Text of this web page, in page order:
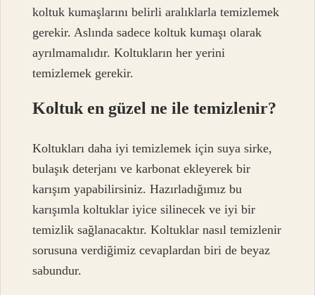
koltuk kumaşlarını belirli aralıklarla temizlemek
gerekir. Aslında sadece koltuk kumaşı olarak
ayrılmamalıdır. Koltukların her yerini
temizlemek gerekir.
Koltuk en güzel ne ile temizlenir?
Koltukları daha iyi temizlemek için suya sirke,
bulaşık deterjanı ve karbonat ekleyerek bir
karışım yapabilirsiniz. Hazırladığımız bu
karışımla koltuklar iyice silinecek ve iyi bir
temizlik sağlanacaktır. Koltuklar nasıl temizlenir
sorusuna verdiğimiz cevaplardan biri de beyaz
sabundur.